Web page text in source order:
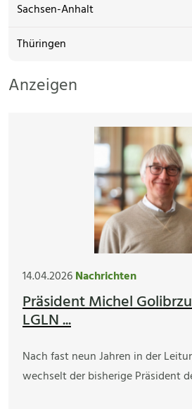
Sachsen-Anhalt
Thüringen
Anzeigen
14.04.2026Nachrichten
Präsident Michel
LGLN ...
Nach fast neun Jahren in der
wechselt der bisherige Präsident